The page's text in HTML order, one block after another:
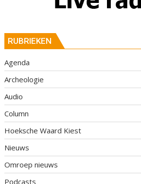
RUBRIEKEN
Agenda
Archeologie
Audio
Column
Hoeksche Waard Kiest
Nieuws
Omroep nieuws
Podcasts